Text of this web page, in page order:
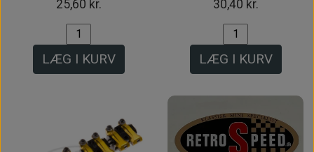
25,60 kr.
LÆG I KURV
30,40 kr.
LÆG I KURV